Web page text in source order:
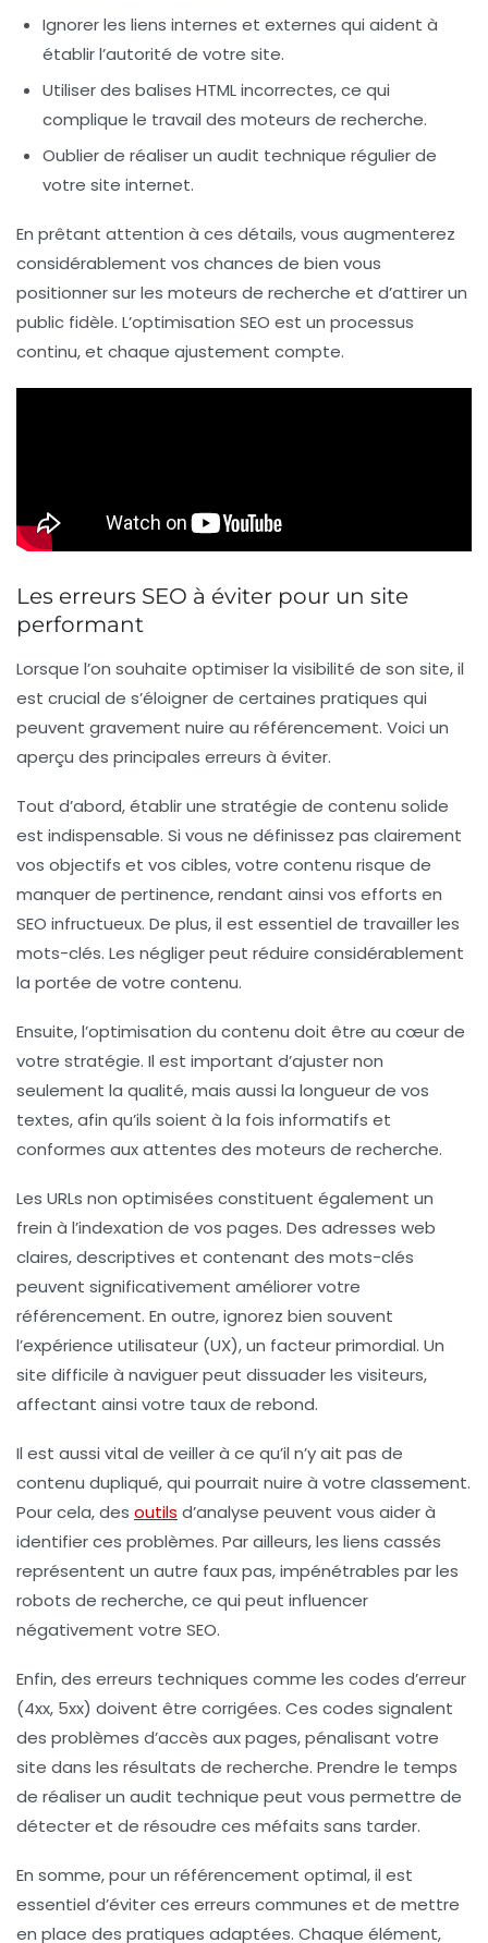
Ignorer les liens internes et externes qui aident à
établir l’autorité de votre site.
Utiliser des balises HTMLincorrectes, ce qui
complique le travail des moteurs de recherche.
Oublier de réaliser un audit technique régulier de
votre site internet.
En prêtant attention à ces détails, vous augmenterez
considérablement vos chances de bien vous
positionner sur les moteurs de recherche et d’attirer un
public fidèle. L’optimisation SEO est un processus
continu, et chaque ajustement compte.
Les erreurs SEO à éviter pour un site
performant
Lorsque l’on souhaite optimiser la visibilité de son site, il
est crucial de s’éloigner de certaines pratiques qui
peuvent gravement nuire au référencement. Voici un
aperçu des principales erreurs à éviter.
Tout d’abord, établir une stratégie de contenu solide
est indispensable. Si vous ne définissez pas clairement
vos objectifs et vos cibles, votre contenu risque de
manquer de pertinence, rendant ainsi vos efforts en
SEO infructueux. De plus, il est essentiel de travailler les
mots-clés. Les négliger peut réduire considérablement
la portée de votre contenu.
Ensuite, l’optimisation du contenu doit être au cœur de
votre stratégie. Il est important d’ajuster non
seulement la qualité, mais aussi la longueur de vos
textes, afin qu’ils soient à la fois informatifs et
conformes aux attentes des moteurs de recherche.
Les URLs non optimisées constituent également un
frein à l’indexation de vos pages. Des adresses web
claires, descriptives et contenant des mots-clés
peuvent significativement améliorer votre
référencement. En outre, ignorez bien souvent
l’expérience utilisateur (UX), un facteur primordial. Un
site difficile à naviguer peut dissuader les visiteurs,
affectant ainsi votre taux de rebond.
Il est aussi vital de veiller à ce qu’il n’y ait pas de
contenu dupliqué, qui pourrait nuire à votre classement.
Pour cela, des outils d’analyse peuvent vous aider à
identifier ces problèmes. Par ailleurs, les liens cassés
représentent un autre faux pas, impénétrables par les
robots de recherche, ce qui peut influencer
négativement votre SEO.
Enfin, des erreurs techniques comme les codes d’erreur
(4xx, 5xx) doivent être corrigées. Ces codes signalent
des problèmes d’accès aux pages, pénalisant votre
site dans les résultats de recherche. Prendre le temps
de réaliser un audit technique peut vous permettre de
détecter et de résoudre ces méfaits sans tarder.
En somme, pour un référencement optimal, il est
essentiel d’éviter ces erreurs communes et de mettre
en place des pratiques adaptées. Chaque élément,